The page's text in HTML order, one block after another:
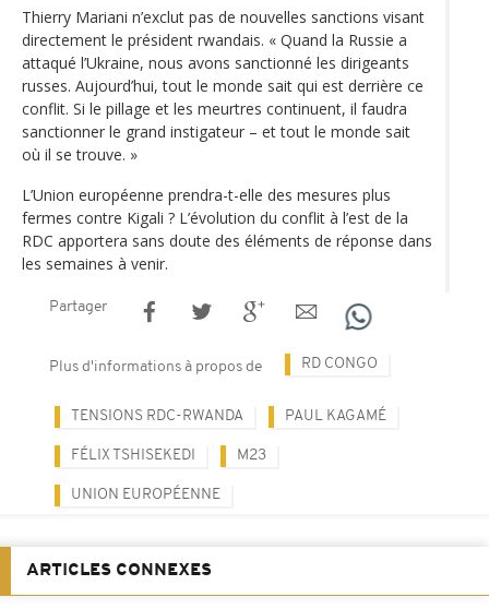
Thierry Mariani n’exclut pas de nouvelles sanctions visant
directement le président rwandais. « Quand la Russie a
attaqué l’Ukraine, nous avons sanctionné les dirigeants
russes. Aujourd’hui, tout le monde sait qui est derrière ce
conflit. Si le pillage et les meurtres continuent, il faudra
sanctionner le grand instigateur – et tout le monde sait
où il se trouve. »
L’Union européenne prendra-t-elle des mesures plus
fermes contre Kigali ? L’évolution du conflit à l’est de la
RDC apportera sans doute des éléments de réponse dans
les semaines à venir.
Partager
Plus d'informations à propos de RD CONGO
TENSIONS RDC-RWANDA PAUL KAGAMÉ
FÉLIX TSHISEKEDI M23
UNION EUROPÉENNE
ARTICLES CONNEXES